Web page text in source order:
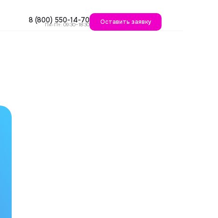
8 (800) 550-14-70
Пн-Пт: 09:30–18:30 Оставить заявку